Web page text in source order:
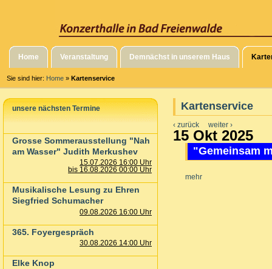
Home Veranstaltung Demnächst in unserem Haus
Sie sind hier: Home» Kartenservice
unsere nächsten Termine
Grosse Sommerausstellung "Nah
am Wasser" Judith Merkushev
15.07.2026 16:00 Uhr
bis 16.08.2026 00:00 Uhr
Musikalische Lesung zu Ehren
Siegfried Schumacher
09.08.2026 16:00 Uhr
365. Foyergespräch
30.08.2026 14:00 Uhr
Elke Knop
Kartenservice
‹ zurück weiter ›
15 Okt 2025
"Gemeinsam
mehr